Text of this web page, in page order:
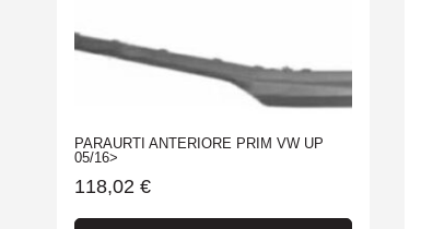
PARAURTI ANTERIORE PRIM VW UP
05/16>
118,02 €